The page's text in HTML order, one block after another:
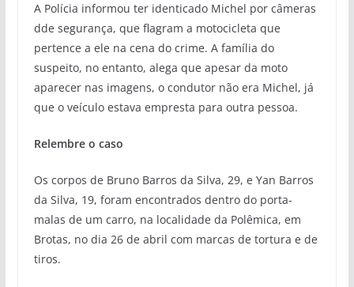
A Polícia informou ter identicado Michel por câmeras
dde segurança, que flagram a motocicleta que
pertence a ele na cena do crime. A família do
suspeito, no entanto, alega que apesar da moto
aparecer nas imagens, o condutor não era Michel, já
que o veículo estava empresta para outra pessoa.
Relembre o caso
Os corpos de Bruno Barros da Silva, 29, e Yan Barros
da Silva, 19, foram encontrados dentro do porta-
malas de um carro, na localidade da Polêmica, em
Brotas, no dia 26 de abril com marcas de tortura e de
tiros.